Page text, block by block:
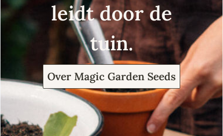
leidt door de
tuin.
Over Magic Garden Seeds